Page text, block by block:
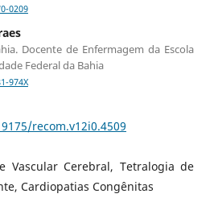
0209
Docente de Enfermagem da Escola
Federal da Bahia
974X
recom.v12i0.4509
Vascular Cerebral, Tetralogia de
Cardiopatias Congênitas